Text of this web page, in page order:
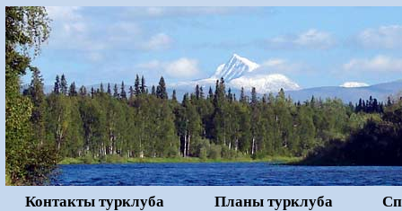
Контакты турклуба Планы турклуба